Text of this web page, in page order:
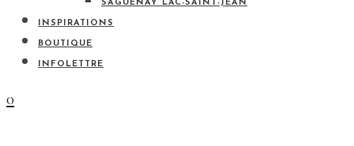
SAGUENAY LAC-SAINT-JEAN
INSPIRATIONS
BOUTIQUE
INFOLETTRE
0